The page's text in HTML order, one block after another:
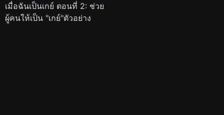
เมื่อฉันเป็นเกย์ ตอนที่ 2: ช่วย
ผู้คนให้เป็น "เกย์"ตัวอย่าง